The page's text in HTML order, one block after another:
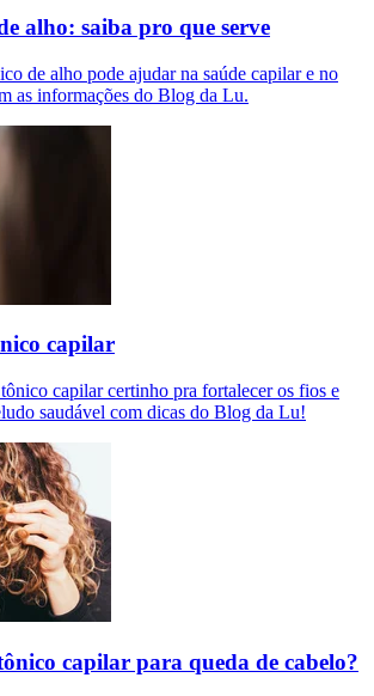
alho: saiba pro que serve
de alho pode ajudar na saúde capilar e no
as informações do Blog da Lu.
capilar
capilar certinho pra fortalecer os fios e
saudável com dicas do Blog da Lu!
capilar para queda de cabelo?